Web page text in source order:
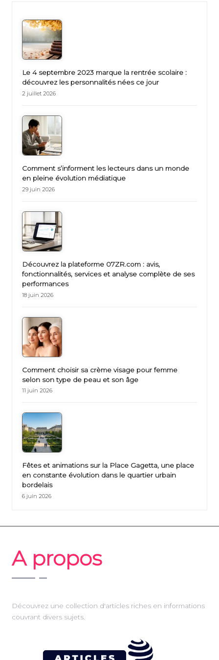
Le 4 septembre 2023 marque la rentrée scolaire :
découvrez les personnalités nées ce jour
2 juillet 2026
Comment s’informent les lecteurs dans un monde
en pleine évolution médiatique
29 juin 2026
Découvrez la plateforme 07ZR.com : avis,
fonctionnalités, services et analyse complète de ses
performances
18 juin 2026
Comment choisir sa crème visage pour femme
selon son type de peau et son âge
11 juin 2026
Fêtes et animations sur la Place Gagetta, une place
en constante évolution dans le quartier urbain
bordelais
6 juin 2026
A propos
Découvrez une collection d'articles riches en informations
couvrant divers sujets.